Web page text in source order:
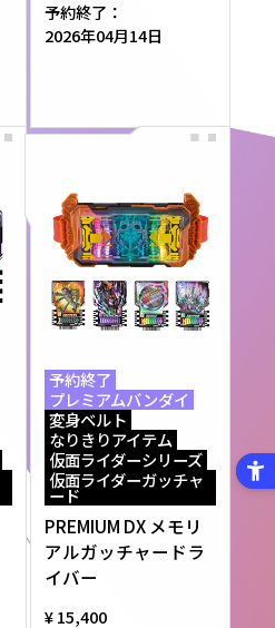
予約終了：
2026年04月14日
予約終了
プレミアムバンダイ
変身ベルト
なりきりアイテム
仮面ライダーシリーズ
仮面ライダーガッチャ
ード
PREMIUM DX メモリ
アルガッチャードラ
イバー
¥ 15,400